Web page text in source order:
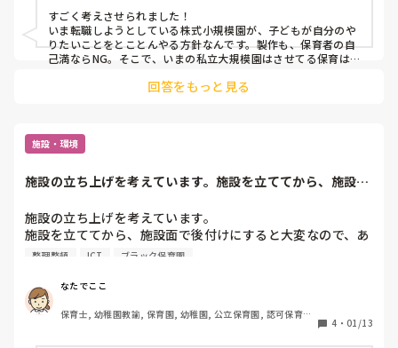
あと合奏。。子どもたちは楽しんでるのか、
すごくさせている保育ではないか
て主体的に遊んでいるとき。
発表会が終わり、連絡帳に、〇〇ちゃん、頑張ってました
ね、と書いた、それでハッとなって
頑張ってましたって何？？
私も染まりかけてるけど。
発表会って頑張るところ？親はそれを望んでいる？
劇の練習、合奏、歌の練習、練習って書いてるけど
練習じゃないでしょ、劇遊びでしょ
すごく考えさせられました！
いま転職しようとしている株式小規模園が、子どもが自分のや
りたいことをとことんやる方針なんです。製作も、保育者の自
己満ならNG。そこで、いまの私立大規模園はさせてる保育は
ていくのに必要な力やメリハリをつけなきゃいけない時、と、
りがとうございます！
回答をもっと見る
施設・環境
施設の立ち上げを考えています。施設を立ててから、施設面
施設の立ち上げを考えています。
施設を立ててから、施設面で後付けにすると大変なので、あ
る程度設計の段階等で、職員や子どもが過ごしやすい環境を
1.今の施設で不便と思うこと(施設面での)
2.施設面でこういう物があったり、こういう環境があった
ら、職員の負担も減らせたり、子どもが過ごしやすくなるこ
整理整頓 ICT ブラック保育園
なたでここ
保育士, 幼稚園教諭, 保育園, 幼稚園, 公立保育園, 認可保育園,
4 ・ 01/13